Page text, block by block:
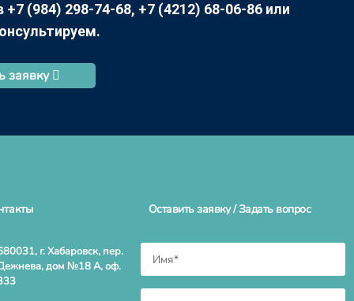
(984) 298-74-68, +7 (4212) 68-06-86 или
заявку
г. Хабаровск, пер.
дом №18 А, оф.
Оставить заявку / Задать вопрос